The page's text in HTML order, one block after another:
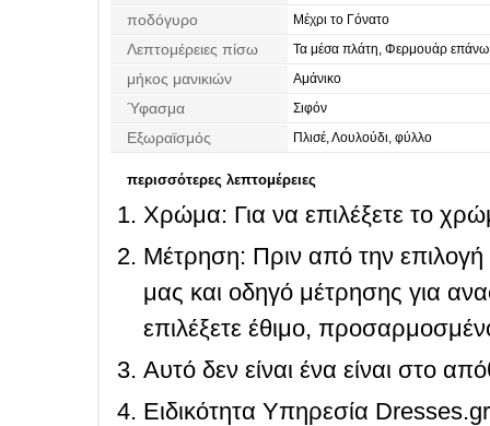
ποδόγυρο Μέχρι το Γόνατο
Λεπτομέρειες πίσω Τα μέσα πλάτη, Φερμουάρ επάνω
μήκος μανικιών Αμάνικο
Ύφασμα Σιφόν
Εξωραϊσμός Πλισέ, Λουλούδι, φύλλο
περισσότερες λεπτομέρειες
Χρώμα: Για να επιλέξετε το
Μέτρηση: Πριν από την
μας και οδηγό μέτρησης για
επιλέξετε έθιμο,
Αυτό δεν είναι ένα είναι στο
Ειδικότητα Υπηρεσία